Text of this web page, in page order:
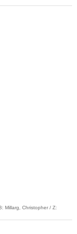
Millarg, Christopher / Z: